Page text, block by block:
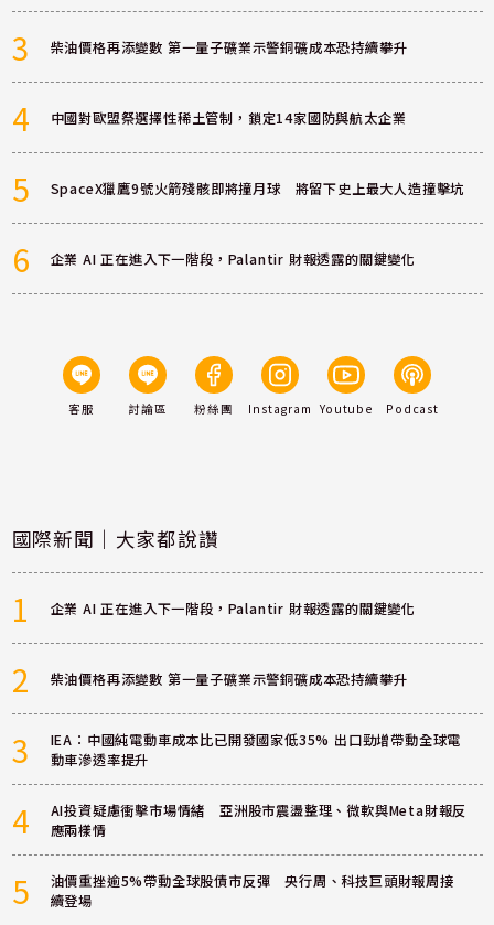
3 柴油價格再添變數 第一量子礦業示警銅礦成本恐持續攀升
4 中國對歐盟祭選擇性稀土管制，鎖定14家國防與航太企業
5 SpaceX獵鷹9號火箭殘骸即將撞月球 將留下史上最大人造撞擊坑
6 企業 AI 正在進入下一階段，Palantir 財報透露的關鍵變化
客服 討論區 粉絲團 Instagram Youtube Podcast
國際新聞｜大家都說讚
1 企業 AI 正在進入下一階段，Palantir 財報透露的關鍵變化
2 柴油價格再添變數 第一量子礦業示警銅礦成本恐持續攀升
3
IEA：中國純電動車成本比已開發國家低35% 出口勁增帶動全球電
動車滲透率提升
4
AI投資疑慮衝擊市場情緒 亞洲股市震盪整理、微軟與Meta財報反
應兩樣情
5
油價重挫逾5%帶動全球股債市反彈 央行周、科技巨頭財報周接
續登場